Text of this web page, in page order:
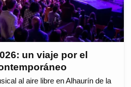
un viaje por el
al aire libre en Alhaurín de la